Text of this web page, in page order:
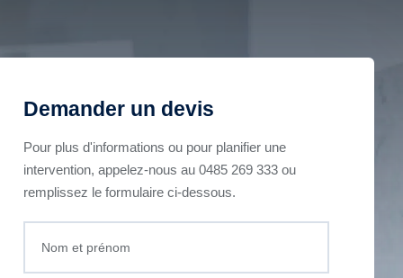
Demander un devis
Pour plus d'informations ou pour planifier une
intervention, appelez-nous au 0485 269 333 ou
remplissez le formulaire ci-dessous.